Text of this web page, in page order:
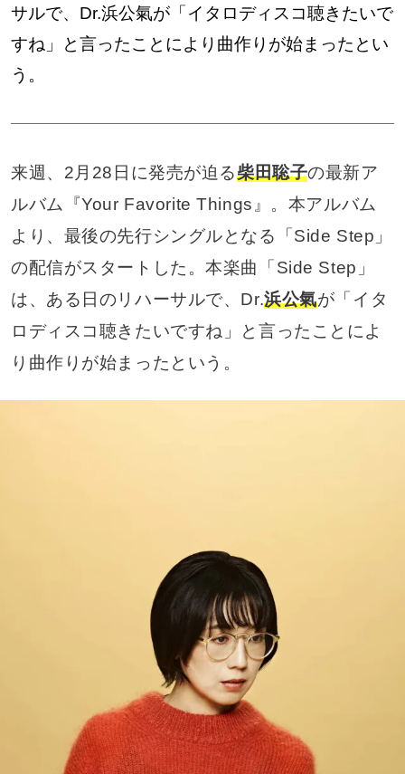
サルで、Dr.浜公氣が「イタロディスコ聴きたいで
すね」と言ったことにより曲作りが始まったとい
う。
来週、2月28日に発売が迫る柴田聡子の最新ア
ルバム『Your Favorite Things』。本アルバム
より、最後の先行シングルとなる「Side Step」
の配信がスタートした。本楽曲「Side Step」
は、ある日のリハーサルで、Dr.浜公氣が「イタ
ロディスコ聴きたいですね」と言ったことによ
り曲作りが始まったという。